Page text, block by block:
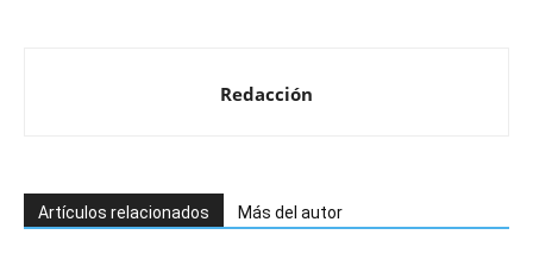
Redacción
Artículos relacionados Más del autor